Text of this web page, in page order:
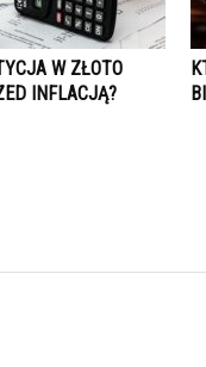
W ZŁOTO
INFLACJĄ?